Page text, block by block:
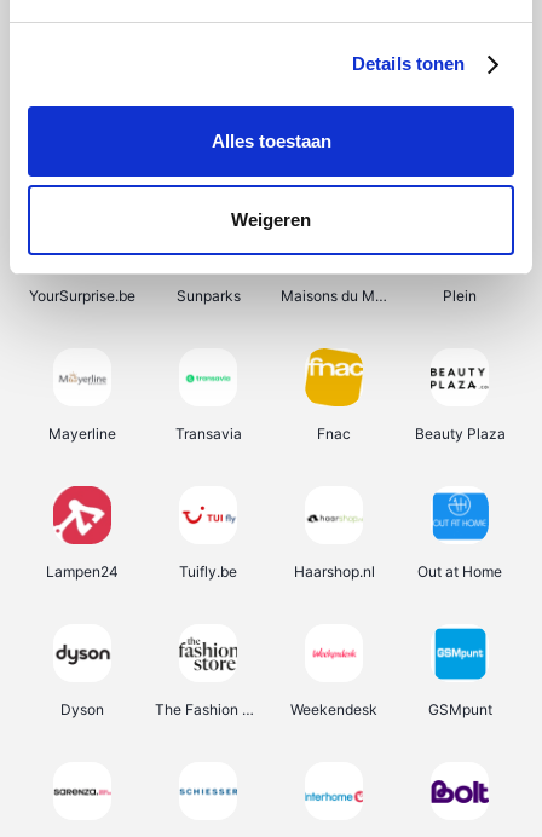
Details tonen
Alles toestaan
Weigeren
Shein Bergfreunde Pazzox Smartwatchbanden
YourSurprise.be Sunparks Maisons du Monde Plein
Mayerline Transavia Fnac Beauty Plaza
Lampen24 Tuifly.be Haarshop.nl Out at Home
Dyson The Fashion Store Weekendesk GSMpunt